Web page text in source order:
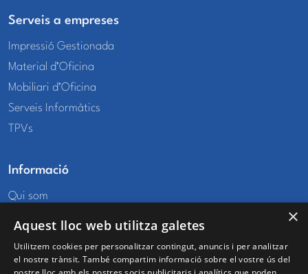
Serveis a empreses
Impressió Gestionada
Material d’Oficina
Mobiliari d’Oficina
Serveis Informàtics
TPVs
Informació
Qui som
Zona usuaris
×
Aquest lloc web utilitza galetes
Utilitzem cookies per personalitzar contingut, anuncis i per analitzar
el nostre trànsit. També compartim informació sobre el vostre ús del